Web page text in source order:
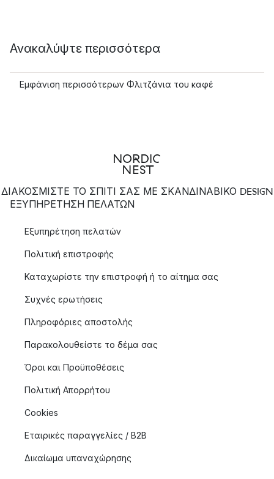
Ανακαλύψτε περισσότερα
Εμφάνιση περισσότερων Φλιτζάνια του καφέ
ΔΙΑΚΟΣΜΙΣΤΕ ΤΟ ΣΠΙΤΙ ΣΑΣ ΜΕ ΣΚΑΝΔΙΝΑΒΙΚΟ DESIGN
ΕΞΥΠΗΡΈΤΗΣΗ ΠΕΛΑΤΏΝ
Εξυπηρέτηση πελατών
Πολιτική επιστροφής
Καταχωρίστε την επιστροφή ή το αίτημα σας
Συχνές ερωτήσεις
Πληροφόριες αποστολής
Παρακολουθείστε το δέμα σας
Όροι και Προϋποθέσεις
Πολιτική Απορρήτου
Cookies
Εταιρικές παραγγελίες / B2B
Δικαίωμα υπαναχώρησης